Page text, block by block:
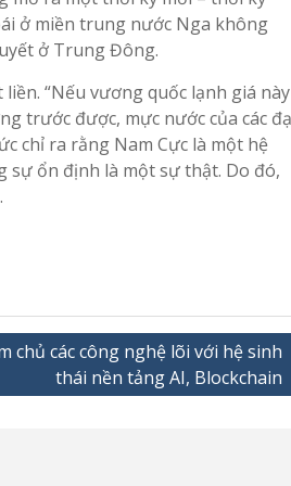
ở miền trung nước Nga không
ở Trung Đông.
“Nếu vương quốc lạnh giá này
trước được, mực nước của các
chỉ ra rằng Nam Cực là một hệ
sự ổn định là một sự thật. Do đó,
chủ các công nghệ lõi với hệ sinh
thái nền tảng AI, Blockchain